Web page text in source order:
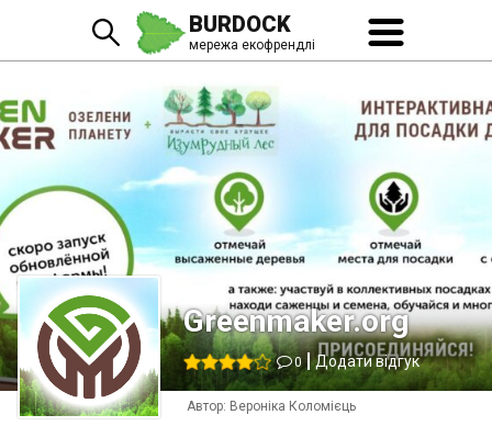
BURDOCK
мережа екофрендлі
Greenmaker.org
0 Додати відгук
Автор: Вероніка Коломієць